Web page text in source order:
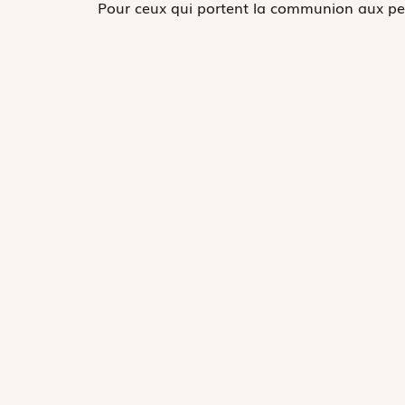
Pour ceux qui portent la communion aux